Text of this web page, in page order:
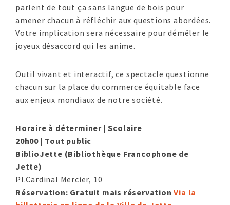
parlent de tout ça sans langue de bois pour
amener chacun à réfléchir aux questions abordées.
Votre implication sera nécessaire pour démêler le
joyeux désaccord qui les anime.
Outil vivant et interactif, ce spectacle questionne
chacun sur la place du commerce équitable face
aux enjeux mondiaux de notre société.
Horaire à déterminer | Scolaire
20h00 | Tout public
BiblioJette (Bibliothèque Francophone de
Jette)
Pl.Cardinal Mercier, 10
Réservation: Gratuit mais réservationVia la